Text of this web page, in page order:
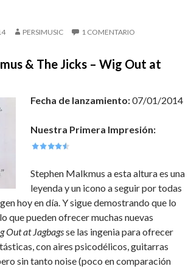
PERSIMUSIC 1 COMENTARIO
& The Jicks – Wig Out at
Fecha de lanzamiento:07/01/2014
Nuestra Primera Impresión:
Stephen Malkmus a esta altura es una
leyenda y un icono a seguir por todas
hoy en día. Y sigue demostrando que lo
que pueden ofrecer muchas nuevas
Out at Jagbagsse las ingenia para ofrecer
con aires psicodélicos, guitarras
sin tanto noise (poco en comparación